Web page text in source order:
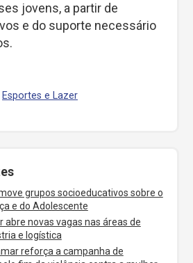
jovens, a partir de
e do suporte necessário
Esportes e Lazer
grupos socioeducativos sobre o
e do Adolescente
abre novas vagas nas áreas de
e logística
reforça a campanha de